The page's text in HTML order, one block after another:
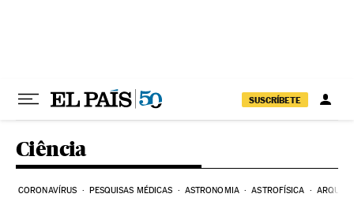
SUSCRÍBETE
Ciência
CORONAVÍRUS PESQUISAS MÉDICAS ASTRONOMIA ASTROFÍSICA